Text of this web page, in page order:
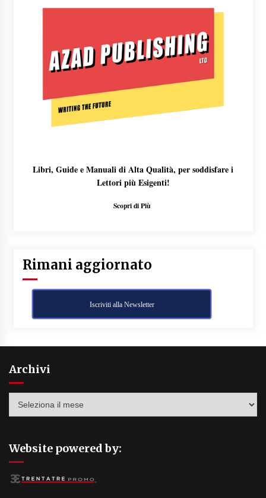
Libri, Guide e Manuali di Alta Qualità, per soddisfare i
Lettori più Esigenti!
Scopri di Più
Rimani aggiornato
Iscriviti alla Newsletter
Archivi
Website powered by: